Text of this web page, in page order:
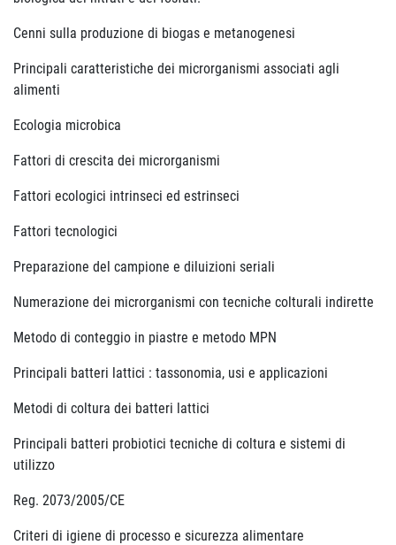
Cenni sulla produzione di biogas e metanogenesi
Principali caratteristiche dei microrganismi associati agli
alimenti
Ecologia microbica
Fattori di crescita dei microrganismi
Fattori ecologici intrinseci ed estrinseci
Fattori tecnologici
Preparazione del campione e diluizioni seriali
Numerazione dei microrganismi con tecniche colturali indirette
Metodo di conteggio in piastre e metodo MPN
Principali batteri lattici : tassonomia, usi e applicazioni
Metodi di coltura dei batteri lattici
Principali batteri probiotici tecniche di coltura e sistemi di
utilizzo
Reg. 2073/2005/CE
Criteri di igiene di processo e sicurezza alimentare